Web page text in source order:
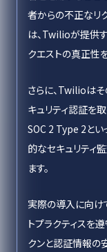
者からの不正なリ
は、Twilioが提供
クエストの真正性
さらに、Twilioは
キュリティ認証を
SOC 2 Type 2とい
的なセキュリティ
ます。
実際の導入に向け
トプラクティスを
クンと認証情報の